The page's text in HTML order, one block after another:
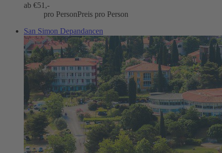
ab €51,-
pro PersonPreis pro Person
San Simon Depandancen